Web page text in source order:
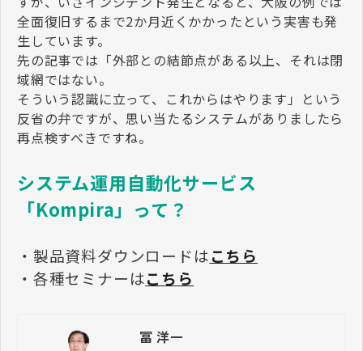
全面復旧するまで2か月近くかかったという実害も発
生しています。
先の記事では「外部との結節点がある以上、それは閉
域網ではない。
そういう認識に立って、これからはやります」という
反省の弁ですが、思い当たるシステムがありましたら
再点検すべきですね。
システム運用自動化サービス
「Kompira」って？
・製品資料ダウンロードはこちら
・各種セミナーはこちら
冨 洋一